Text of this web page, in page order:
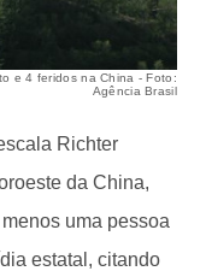
e 4 feridos na China - Foto:
Agência Brasil
Richter
da China,
uma pessoa
estatal, citando